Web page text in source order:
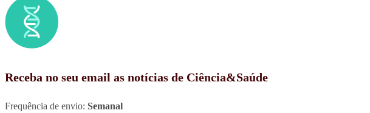
Receba no seu email as notícias de Ciência&Saúde
Frequência de envio: Semanal